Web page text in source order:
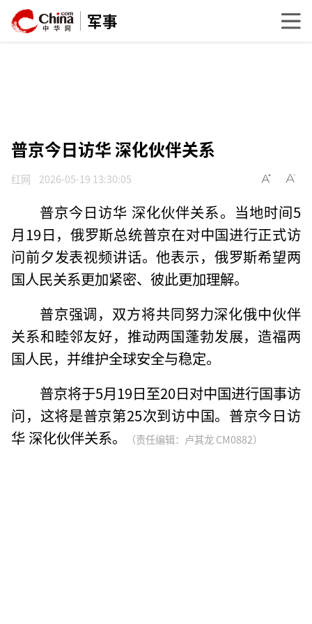
军事
普京今日访华 深化伙伴关系
红网 2026-05-19 13:30:05
普京今日访华 深化伙伴关系。当地时间5
月19日，俄罗斯总统普京在对中国进行正式访
问前夕发表视频讲话。他表示，俄罗斯希望两
国人民关系更加紧密、彼此更加理解。
普京强调，双方将共同努力深化俄中伙伴
关系和睦邻友好，推动两国蓬勃发展，造福两
国人民，并维护全球安全与稳定。
普京将于5月19日至20日对中国进行国事访
问，这将是普京第25次到访中国。普京今日访
华 深化伙伴关系。
（责任编辑：卢其龙 CM0882）